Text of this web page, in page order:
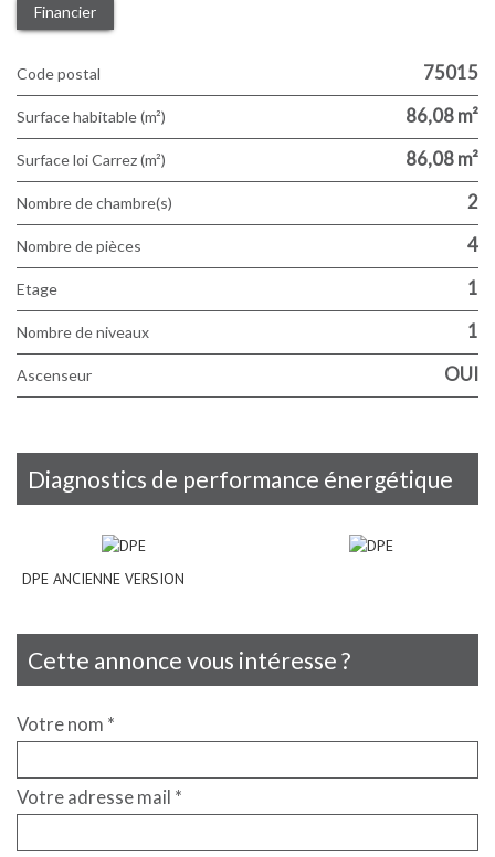
Financier
Code postal 75015
Surface habitable (m²) 86,08 m²
Surface loi Carrez (m²) 86,08 m²
Nombre de chambre(s) 2
Nombre de pièces 4
Etage 1
Nombre de niveaux 1
Ascenseur OUI
diagnostics de performance énergétique
DPE ANCIENNE VERSION
cette annonce vous intéresse ?
Votre nom *
Votre adresse mail *